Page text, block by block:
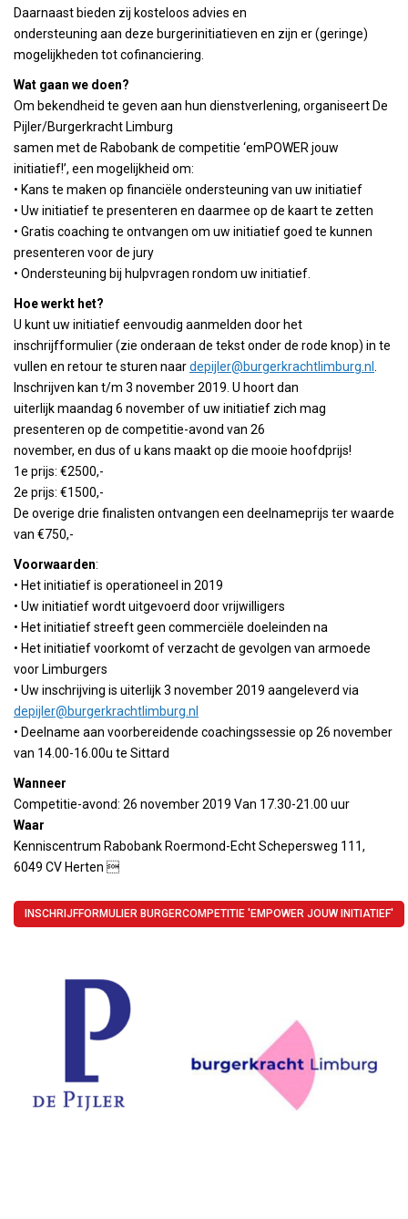
Daarnaast bieden zij kosteloos advies en
ondersteuning aan deze burgerinitiatieven en zijn er (geringe)
mogelijkheden tot cofinanciering.
Wat gaan we doen?
Om bekendheid te geven aan hun dienstverlening, organiseert De
Pijler/Burgerkracht Limburg
samen met de Rabobank de competitie ‘emPOWER jouw
initiatief!’, een mogelijkheid om:
• Kans te maken op financiële ondersteuning van uw initiatief
• Uw initiatief te presenteren en daarmee op de kaart te zetten
• Gratis coaching te ontvangen om uw initiatief goed te kunnen
presenteren voor de jury
• Ondersteuning bij hulpvragen rondom uw initiatief.
Hoe werkt het?
U kunt uw initiatief eenvoudig aanmelden door het
inschrijfformulier (zie onderaan de tekst onder de rode knop) in te
vullen en retour te sturen naardepijler@burgerkrachtlimburg.nl
Inschrijven kan t/m 3 november 2019. U hoort dan
uiterlijk maandag 6 november of uw initiatief zich mag
presenteren op de competitie-avond van 26
november, en dus of u kans maakt op die mooie hoofdprijs!
1e prijs: €2500,-
2e prijs: €1500,-
De overige drie finalisten ontvangen een deelnameprijs ter waarde
van €750,-
Voorwaarden:
• Het initiatief is operationeel in 2019
• Uw initiatief wordt uitgevoerd door vrijwilligers
• Het initiatief streeft geen commerciële doeleinden na
• Het initiatief voorkomt of verzacht de gevolgen van armoede
voor Limburgers
• Uw inschrijving is uiterlijk 3 november 2019 aangeleverd via
depijler@burgerkrachtlimburg.nl
• Deelname aan voorbereidende coachingssessie op 26 november
van 14.00-16.00u te Sittard
Wanneer
Competitie-avond: 26 november 2019 Van 17.30-21.00 uur
Waar
Kenniscentrum Rabobank Roermond-Echt Schepersweg 111,
6049 CV Herten 
INSCHRIJFFORMULIER BURGERCOMPETITIE 'EMPOWER JOUW INITIATIEF'